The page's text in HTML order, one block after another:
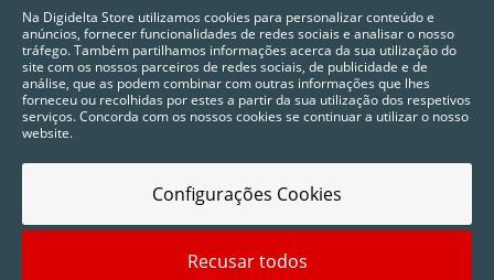
2025 © Digidelta Store - Think Green. Todos os direitos reservados.
Na Digidelta Store utilizamos cookies para personalizar conteúdo e
anúncios, fornecer funcionalidades de redes sociais e analisar o nosso
tráfego. Também partilhamos informações acerca da sua utilização do
site com os nossos parceiros de redes sociais, de publicidade e de
análise, que as podem combinar com outras informações que lhes
forneceu ou recolhidas por estes a partir da sua utilização dos respetivos
serviços. Concorda com os nossos cookies se continuar a utilizar o nosso
website.
Configurações Cookies
Recusar todos